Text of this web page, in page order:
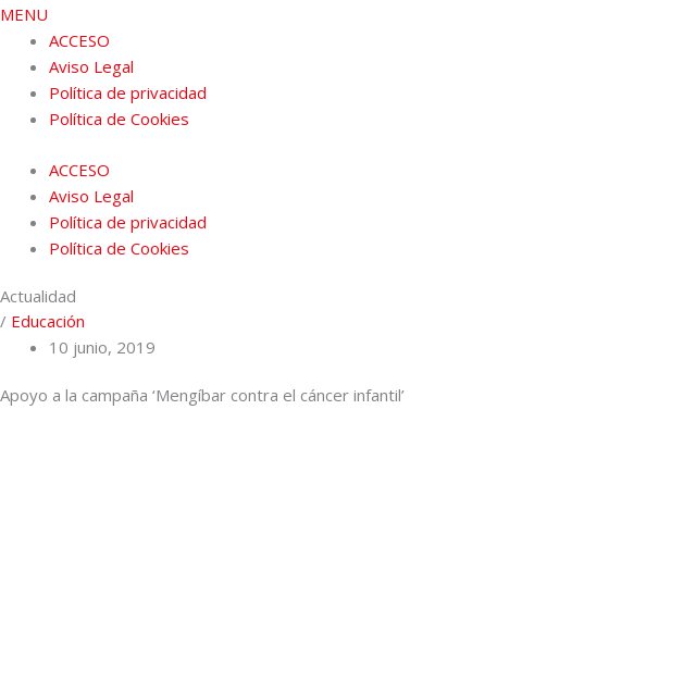
MENU
ACCESO
Aviso Legal
Política de privacidad
Política de Cookies
ACCESO
Aviso Legal
Política de privacidad
Política de Cookies
Actualidad
/ Educación
10 junio, 2019
Apoyo a la campaña ‘Mengíbar contra el cáncer infantil’